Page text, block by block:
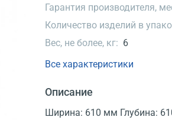
Гарантия производителя,
Количество изделий в
Вес, не более, кг: 6
Все характеристики
Описание
Ширина: 610 мм Глубина: